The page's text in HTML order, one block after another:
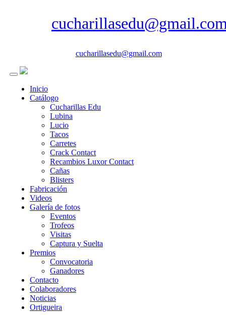
cucharillasedu@gmail.com
Inicio
Catálogo
Cucharillas Edu
Lubina
Lucio
Tacos
Carretes
Crack Contact
Recambios Luxor Contact
Cañas
Blisters
Fabricación
Videos
Galería de fotos
Eventos
Trofeos
Visitas
Captura y Suelta
Premios
Convocatoria
Ganadores
Contacto
Colaboradores
Noticias
Ortigueira